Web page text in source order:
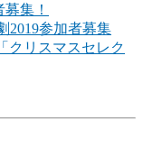
集！
2019参加者募集
リスマスセレク